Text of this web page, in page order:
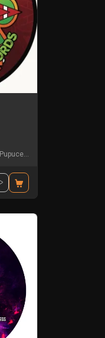
Pupuce-